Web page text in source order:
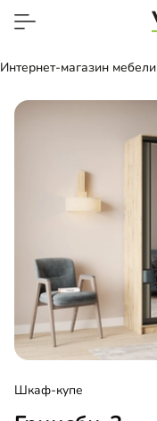
Интернет-магазин мебели
Шкаф-купе